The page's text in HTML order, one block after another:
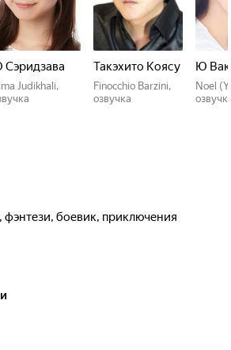
Сэридзава
Judikhali,
Такэхито Коясу
Finocchio Barzini,
озвучка
Ю
Noel
фэнтези, боевик, приключения